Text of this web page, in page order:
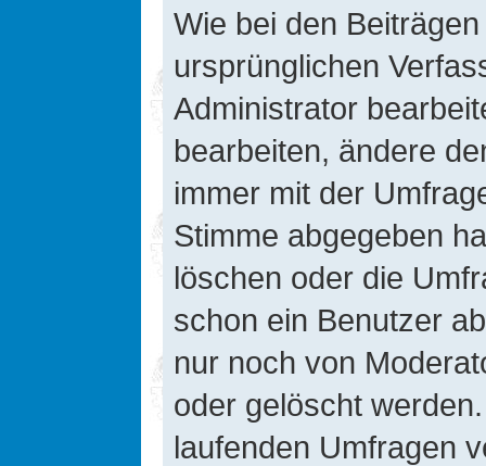
Wie bei den
ursprünglichen
Administrator
bearbeiten, ändere
immer mit der
Stimme abgegeben
löschen oder die
schon ein Benutzer
nur noch von
oder gelöscht
laufenden Umfragen